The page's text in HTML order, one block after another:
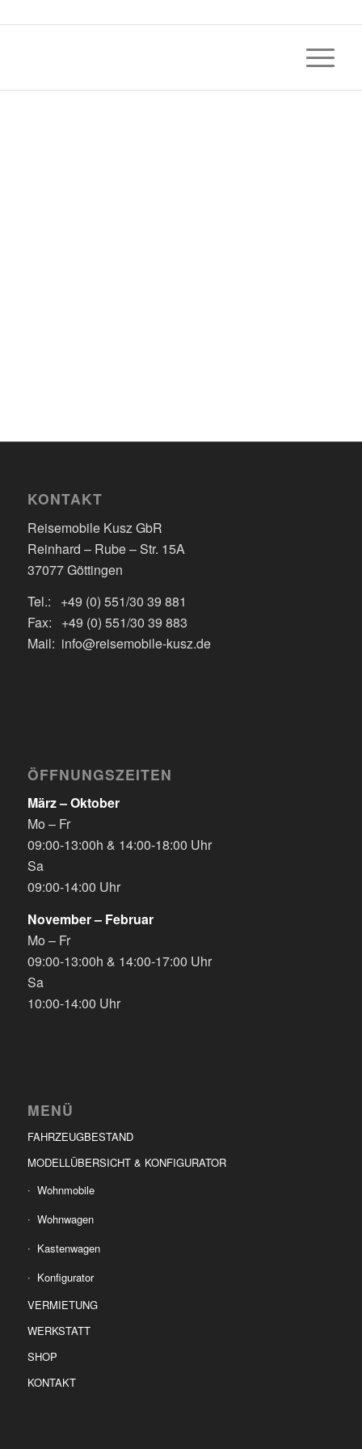
KONTAKT
Reisemobile Kusz GbR
Reinhard – Rube – Str. 15A
37077 Göttingen
Tel.: +49 (0) 551/30 39 881
Fax: +49 (0) 551/30 39 883
Mail: info@reisemobile-kusz.de
ÖFFNUNGSZEITEN
März – Oktober
Mo – Fr
09:00-13:00h & 14:00-18:00 Uhr
Sa
09:00-14:00 Uhr
November – Februar
Mo – Fr
09:00-13:00h & 14:00-17:00 Uhr
Sa
10:00-14:00 Uhr
MENÜ
FAHRZEUGBESTAND
MODELLÜBERSICHT & KONFIGURATOR
Wohnmobile
Wohnwagen
Kastenwagen
Konfigurator
VERMIETUNG
WERKSTATT
SHOP
KONTAKT